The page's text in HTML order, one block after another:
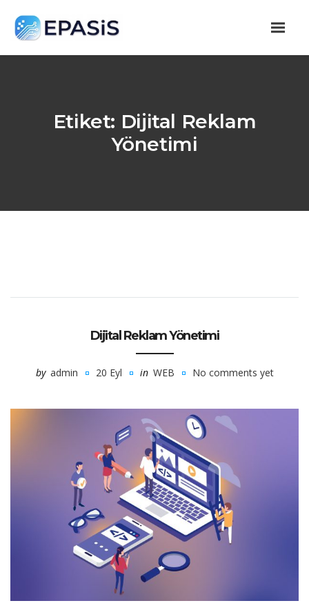
Etiket: Dijital Reklam
Yönetimi
Dijital Reklam Yönetimi
by admin 20 Eyl in WEB No comments yet